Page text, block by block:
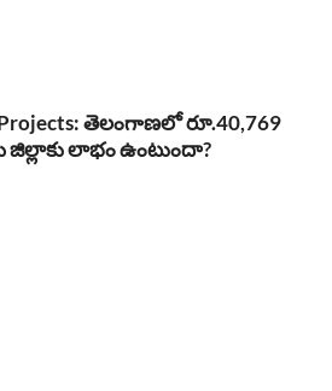
Projects: తెలంగాణలో రూ.40,769
మీ జిల్లాకు లాభం ఉంటుందా?